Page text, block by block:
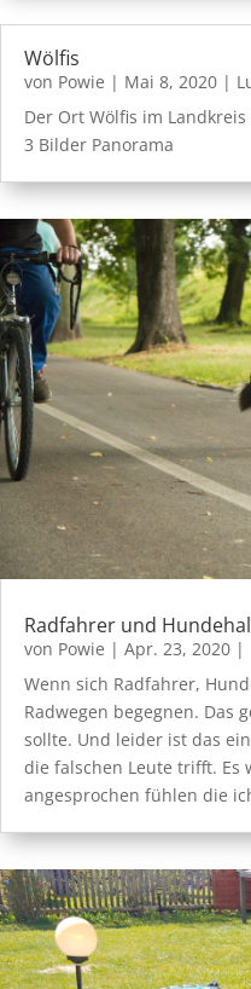
Wölfis
von Powie | Mai 8, 2020 |
Der Ort Wölfis im
3 Bilder Panorama
Radfahrer und
von Powie | Apr. 23, 2020 |
Wenn sich Radfahrer,
Radwegen begegnen. Das
sollte. Und leider ist das
die falschen Leute trifft. Es
angesprochen fühlen die